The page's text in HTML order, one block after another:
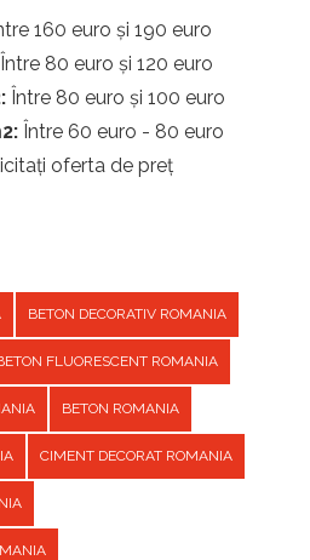
160 euro și 190 euro
Între 80 euro și 120 euro
Între 80 euro și 100 euro
Între 60 euro - 80 euro
oferta de preț
BETON DECORATIV ROMANIA
FLUORESCENT ROMANIA
BETON ROMANIA
CIMENT DECORAT ROMANIA